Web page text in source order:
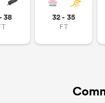
38 32 - 35
FT